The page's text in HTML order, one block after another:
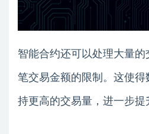
智能合约还可以处理大量
笔交易金额的限制。这使
持更高的交易量，进一步提